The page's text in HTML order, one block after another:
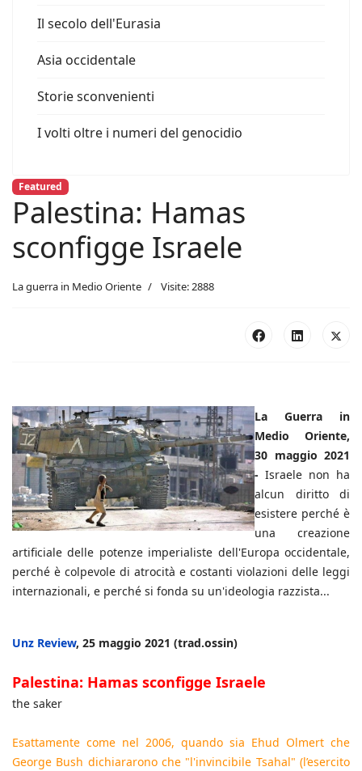
Il secolo dell'Eurasia
Asia occidentale
Storie sconvenienti
I volti oltre i numeri del genocidio
Featured
Palestina: Hamas
sconfigge Israele
La guerra in Medio Oriente Visite: 2888
La Guerra in
Medio Oriente,
30 maggio 2021
- Israele non ha
alcun diritto di
esistere perché è
una creazione
artificiale delle potenze imperialiste dell'Europa occidentale,
perché è colpevole di atrocità e costanti violazioni delle leggi
internazionali, e perché si fonda su un'ideologia razzista...
Unz Review, 25 maggio 2021 (trad.ossin)
Palestina: Hamas sconfigge Israele
the saker
Esattamente come nel 2006, quando sia Ehud Olmert che
George Bush dichiararono che "l'invincibile Tsahal" (l’esercito